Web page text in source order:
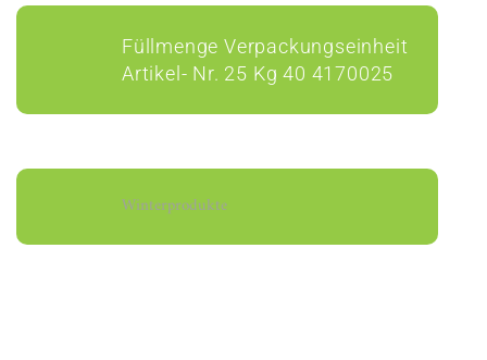
Füllmenge Verpackungseinheit
Artikel- Nr. 25 Kg 40 4170025
Winterprodukte